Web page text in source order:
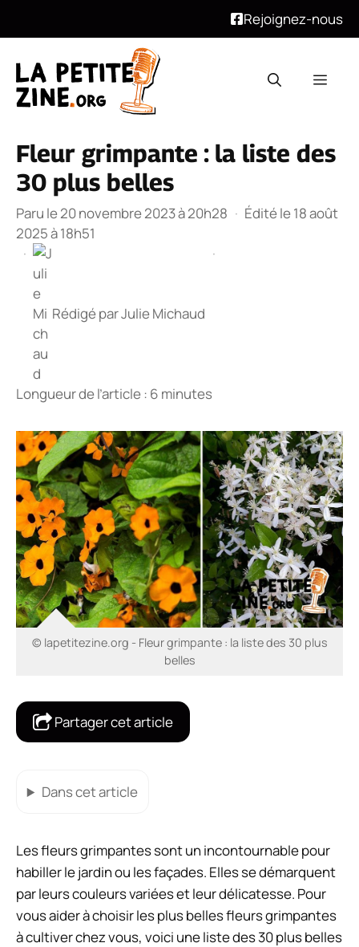
Rejoignez-nous
contenu
Fleur grimpante : la liste des
30 plus belles
Paru le 20 novembre 2023 à 20h28 · Édité le 18 août
2025 à 18h51
·
Rédigé parJulie Michaud
·
Longueur de l’article : 6 minutes
© lapetitezine.org - Fleur grimpante : la liste des 30 plus
belles
Partager cet article
Dans cet article
Les fleurs grimpantes sont un incontournable pour
habiller le jardin ou les façades. Elles se démarquent
par leurs couleurs variées et leur délicatesse. Pour
vous aider à choisir les plus belles fleurs grimpantes
à cultiver chez vous, voici une liste des 30 plus belles